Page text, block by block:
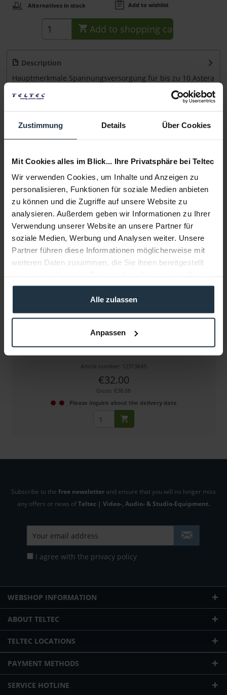
Zustimmung Details Über Cookies
Mit Cookies alles im Blick... Ihre Privatsphäre bei Teltec
Wir verwenden Cookies, um Inhalte und Anzeigen zu
personalisieren, Funktionen für soziale Medien anbieten
zu können und die Zugriffe auf unsere Website zu
analysieren. Außerdem geben wir Informationen zu Ihrer
Verwendung unserer Website an unsere Partner für
soziale Medien, Werbung und Analysen weiter. Unsere
Partner führen diese Informationen möglicherweise mit
weiteren Daten zusammen, die Sie ihnen bereitgestellt
gesammelt haben.
Alle zulassen
Anpassen
Alternatives in stock Add to wishlist
Add to shopping cart
Description
Hauptmerkmale Spannungsversorgung für bis zu 10 Astera
Manufacturer & Product Safety Information
Folgende Infos zum Hersteller sind verfübar...... more
More articles from +++ Astera +++ look at
Astera Y-Kabel für RuntimeExtender
ermöglicht Betrieb von Astera Leuchten wie...
Article number: 12313645
€32.00
Gross: €38.08
Please inquire about the delivery date
Subscribe to the free newsletter and ensure that you will no longer miss
any offers or news ofTeltec | Video-, Audio- & Studio-Equipment.
I agree with the privacy policy
WEBSHOP INFORMATION
ABOUT TELTEC
TELTEC LOCATIONS
PAYMENT METHODS
SERVICE HOTLINE